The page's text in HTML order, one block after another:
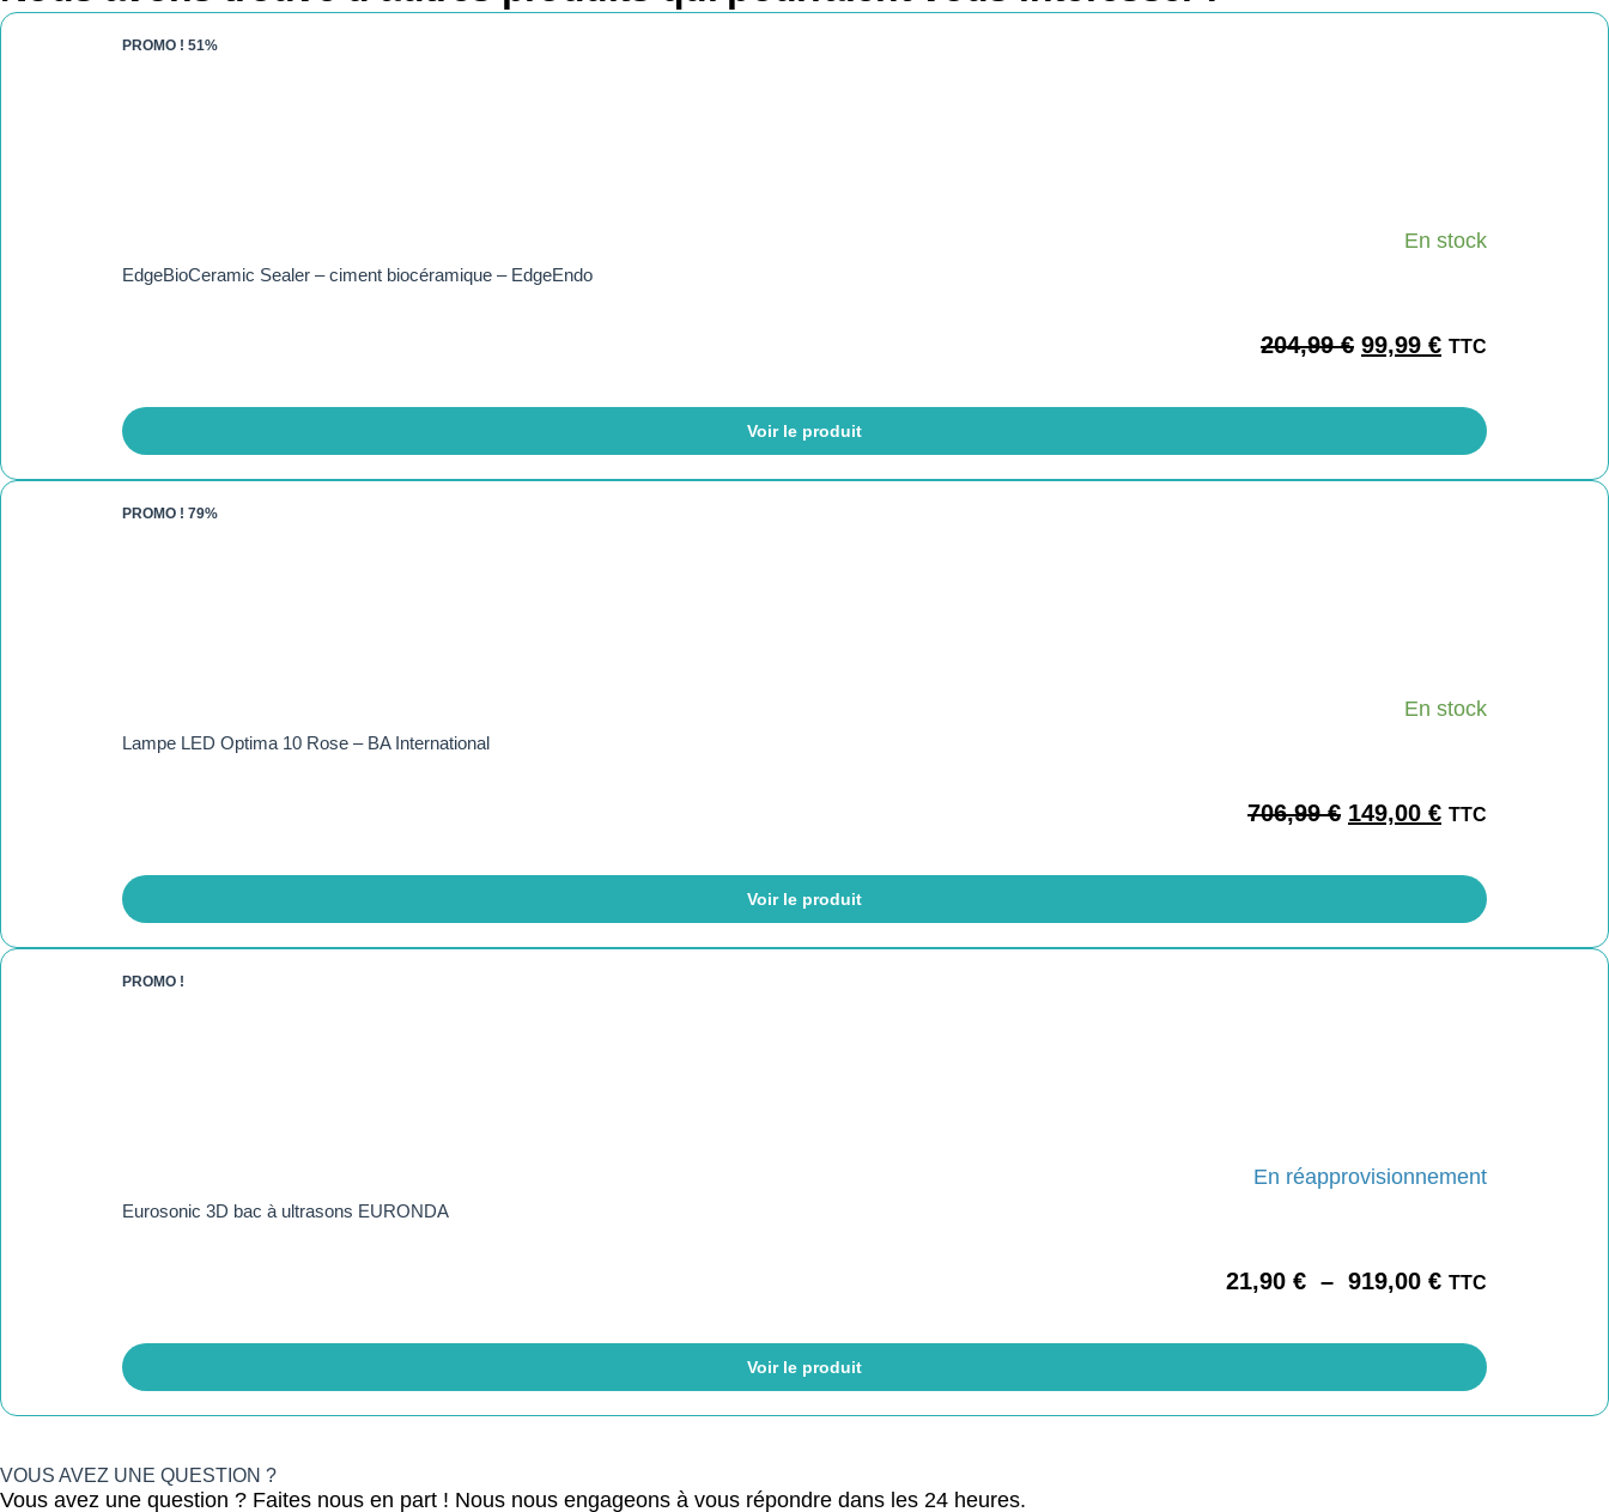
PROMO ! 51%
En stock
EdgeBioCeramic Sealer – ciment biocéramique – EdgeEndo
204,99€ 99,99 € TTC
Voir le produit
PROMO ! 79%
En stock
Lampe LED Optima 10 Rose – BA International
706,99€ 149,00 € TTC
Voir le produit
PROMO !
En réapprovisionnement
Eurosonic 3D bac à ultrasons EURONDA
21,90 € – 919,00 € TTC
Voir le produit
VOUS AVEZ UNE QUESTION ?
Vous avez une question ? Faites nous en part ! Nous nous engageons à vous répondre dans les 24 heures.